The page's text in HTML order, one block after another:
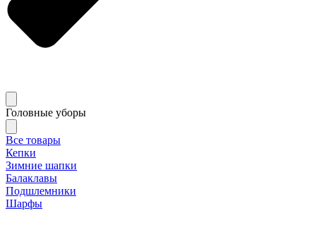
Головные уборы
Все товары
Кепки
Зимние шапки
Балаклавы
Подшлемники
Шарфы